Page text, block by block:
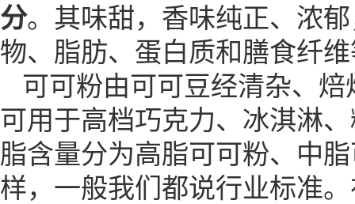
分。其味甜，香味纯正、浓
物、脂肪、蛋白质和膳食纤
可可粉由可可豆经清杂、
可用于高档巧克力、冰淇淋
脂含量分为高脂可可粉、中
样，一般我们都说行业标准